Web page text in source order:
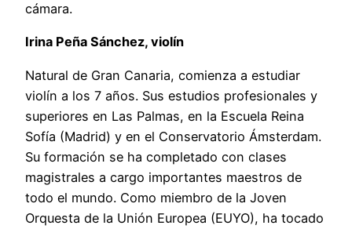
cámara.
Irina Peña Sánchez, violín
Natural de Gran Canaria, comienza a estudiar
violín a los 7 años. Sus estudios profesionales y
superiores en Las Palmas, en la Escuela Reina
Sofía (Madrid) y en el Conservatorio Ámsterdam.
Su formación se ha completado con clases
magistrales a cargo importantes maestros de
todo el mundo. Como miembro de la Joven
Orquesta de la Unión Europea (EUYO), ha tocado